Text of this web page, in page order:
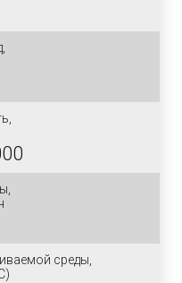
среды,